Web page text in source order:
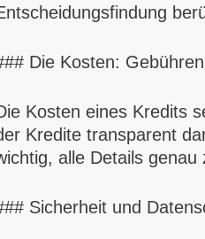
Die Kosten:
Kosten eines Kredits
Kredite transparent
alle Details
Sicherheit und